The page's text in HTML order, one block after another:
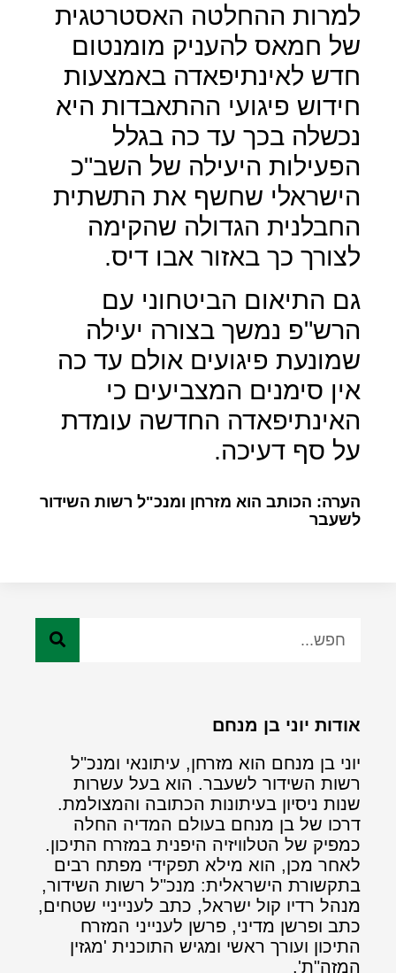
למרות ההחלטה האסטרטגית
של חמאס להעניק מומנטום
חדש לאינתיפאדה באמצעות
חידוש פיגועי ההתאבדות היא
נכשלה בכך עד כה בגלל
הפעילות היעילה של השב"כ
הישראלי שחשף את התשתית
החבלנית הגדולה שהקימה
לצורך כך באזור אבו דיס.
גם התיאום הביטחוני עם
הרש"פ נמשך בצורה יעילה
שמונעת פיגועים אולם עד כה
אין סימנים המצביעים כי
האינתיפאדה החדשה עומדת
על סף דעיכה.
הערה: הכותב הוא מזרחן ומנכ"ל רשות השידור
לשעבר
אודות יוני בן מנחם
יוני בן מנחם הוא מזרחן, עיתונאי ומנכ"ל
רשות השידור לשעבר. הוא בעל עשרות
שנות ניסיון בעיתונות הכתובה והמצולמת.
דרכו של בן מנחם בעולם המדיה החלה
כמפיק של הטלוויזיה היפנית במזרח התיכון.
לאחר מכן, הוא מילא תפקידי מפתח רבים
בתקשורת הישראלית: מנכ"ל רשות השידור,
מנהל רדיו קול ישראל, כתב לענייניי שטחים,
כתב ופרשן מדיני, פרשן לענייני המזרח
התיכון ועורך ראשי ומגיש התוכנית 'מגזין
המזה"ת'.